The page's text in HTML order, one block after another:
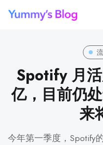
Spotify 月
亿，目前仍
来
今年第一季度，Spotify